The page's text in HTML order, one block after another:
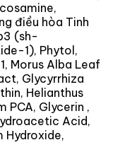
điều hòa Tinh
(sh-
1), Phytol,
Morus Alba Leaf
Glycyrrhiza
Helianthus
PCA, Glycerin ,
Acid,
Hydroxide,